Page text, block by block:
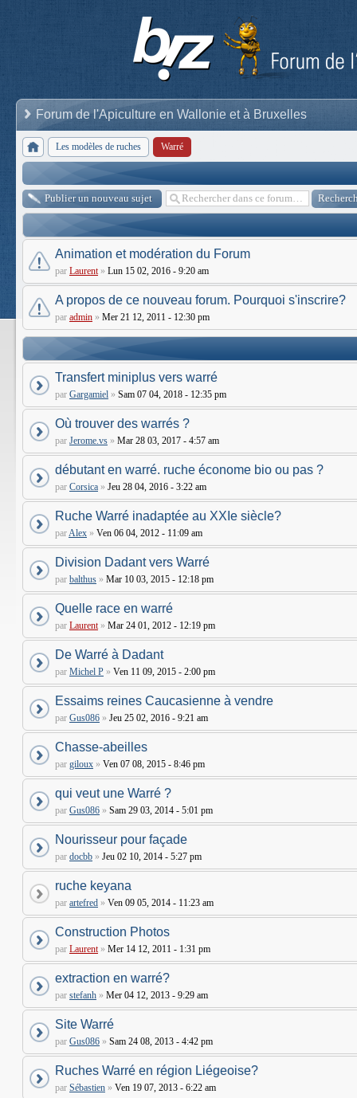
Forum de l'Apiculture en Wallonie et à Bruxelles
Les modèles de ruches Warré
Publier un nouveau sujet
Animation et modération du Forum
par Laurent » Lun 15 02, 2016 - 9:20 am
A propos de ce nouveau forum. Pourquoi s'inscrire?
par admin » Mer 21 12, 2011 - 12:30 pm
Transfert miniplus vers warré
par Gargamiel » Sam 07 04, 2018 - 12:35 pm
Où trouver des warrés ?
par Jerome.vs » Mar 28 03, 2017 - 4:57 am
débutant en warré. ruche économe bio ou pas ?
par Corsica » Jeu 28 04, 2016 - 3:22 am
Ruche Warré inadaptée au XXIe siècle?
parAlex » Ven 06 04, 2012 - 11:09 am
Division Dadant vers Warré
par balthus » Mar 10 03, 2015 - 12:18 pm
Quelle race en warré
par Laurent » Mar 24 01, 2012 - 12:19 pm
De Warré à Dadant
par Michel P » Ven 11 09, 2015 - 2:00 pm
Essaims reines Caucasienne à vendre
par Gus086 » Jeu 25 02, 2016 - 9:21 am
Chasse-abeilles
par giloux » Ven 07 08, 2015 - 8:46 pm
qui veut une Warré ?
par Gus086 » Sam 29 03, 2014 - 5:01 pm
Nourisseur pour façade
par docbb » Jeu 02 10, 2014 - 5:27 pm
ruche keyana
par artefred » Ven 09 05, 2014 - 11:23 am
Construction Photos
par Laurent » Mer 14 12, 2011 - 1:31 pm
extraction en warré?
par stefanh » Mer 04 12, 2013 - 9:29 am
Site Warré
par Gus086 » Sam 24 08, 2013 - 4:42 pm
Ruches Warré en région Liégeoise?
par Sébastien » Ven 19 07, 2013 - 6:22 am